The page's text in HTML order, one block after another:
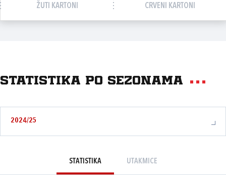
ŽUTI KARTONI CRVENI KARTONI
Statistika po sezonama
2024/25
STATISTIKA UTAKMICE